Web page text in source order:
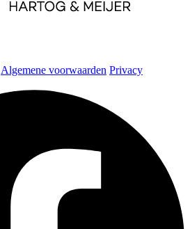
Algemene voorwaarden Privacy